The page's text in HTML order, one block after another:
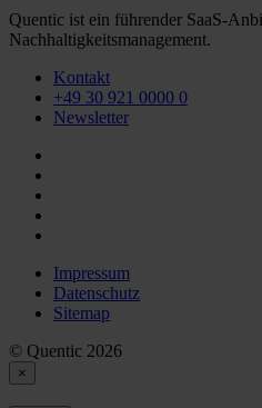
Quentic ist ein führender SaaS-
Nachhaltigkeitsmanagement.
Kontakt
+49 30 921 0000 0
Newsletter
Impressum
Datenschutz
Sitemap
© Quentic 2026
×